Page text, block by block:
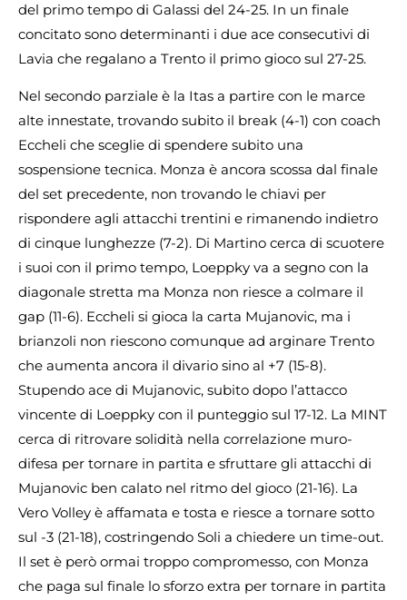
del primo tempo di Galassi del 24-25. In un finale
concitato sono determinanti i due ace consecutivi di
Lavia che regalano a Trento il primo gioco sul 27-25.
Nel secondo parziale è la Itas a partire con le marce
alte innestate, trovando subito il break (4-1) con coach
Eccheli che sceglie di spendere subito una
sospensione tecnica. Monza è ancora scossa dal finale
del set precedente, non trovando le chiavi per
rispondere agli attacchi trentini e rimanendo indietro
di cinque lunghezze (7-2). Di Martino cerca di scuotere
i suoi con il primo tempo, Loeppky va a segno con la
diagonale stretta ma Monza non riesce a colmare il
gap (11-6). Eccheli si gioca la carta Mujanovic, ma i
brianzoli non riescono comunque ad arginare Trento
che aumenta ancora il divario sino al +7 (15-8).
Stupendo ace di Mujanovic, subito dopo l’attacco
vincente di Loeppky con il punteggio sul 17-12. La MINT
cerca di ritrovare solidità nella correlazione muro-
difesa per tornare in partita e sfruttare gli attacchi di
Mujanovic ben calato nel ritmo del gioco (21-16). La
Vero Volley è affamata e tosta e riesce a tornare sotto
sul -3 (21-18), costringendo Soli a chiedere un time-out.
Il set è però ormai troppo compromesso, con Monza
che paga sul finale lo sforzo extra per tornare in partita